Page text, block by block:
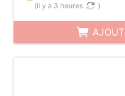
(il y a 3 heures )